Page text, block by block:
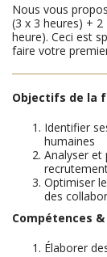
Nous vous
(3 x 3 heures) + 2
heure). Ceci est
faire votre
Objectifs de la
Identifier
humaines
Analyser et
Optimiser
des
Compétences
Élaborer